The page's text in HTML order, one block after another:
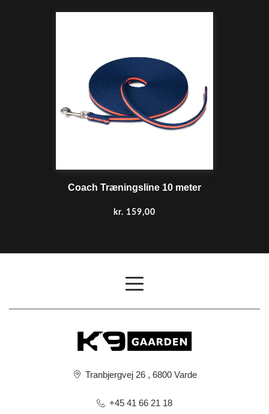
Coach Træningsline 10 meter
kr. 159,00
Tranbjergvej 26 , 6800 Varde
+45 41 66 21 18